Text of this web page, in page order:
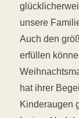
unsere
Auch den
erfüllen
hat ihrer
Kinderaugen